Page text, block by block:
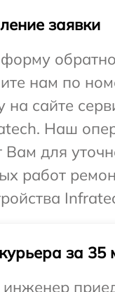
заявки
нам по
на сайте
Наш
Вам для
работ
за 35